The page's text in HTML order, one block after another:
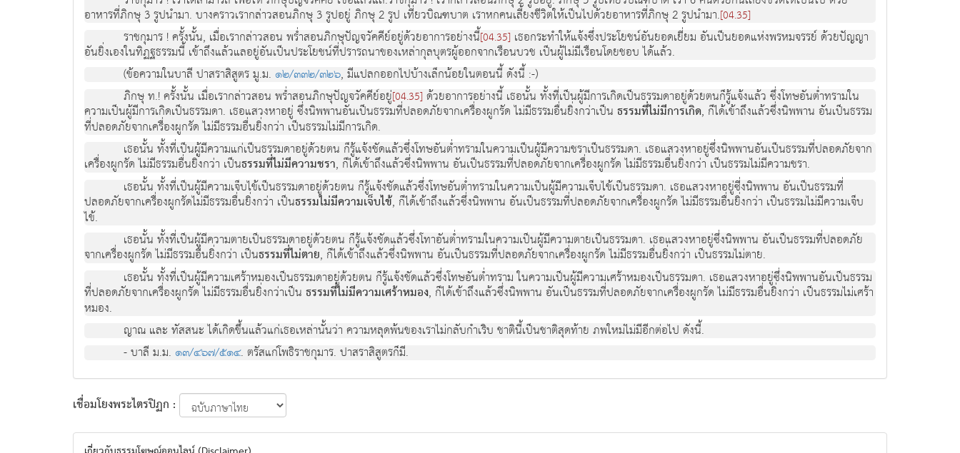
อาหารที่ภิกษุ 3 รูปนำมา. บางคราวเรากล่าวสอนภิกษุ 3 รูปอยู่ ภิกษุ 2 รูป เที่ยวบิณฑบาต เราหกคนเลี้ยงชีวิตให้เป็นไปด้วยอาหารที่ภิกษุ 2 รูปนำมา.[04.35]
ราชกุมาร ! ครั้งนั้น, เมื่อเรากล่าวสอน พร่ำสอนภิกษุปัญจวัคคีย์อยู่ด้วยอาการอย่างนี้[04.35] เธอกระทำให้แจ้งซึ่งประโยชน์อันยอดเยี่ยม อันเป็นยอดแห่งพรหมจรรย์ ด้วยปัญญา
อันยิ่งเองในทิฏฐธรรมนี้ เข้าถึงแล้วแลอยู่อันเป็นประโยชน์ที่ปรารถนาของเหล่ากุลบุตรผู้ออกจากเรือนบวช เป็นผู้ไม่มีเรือนโดยชอบ ได้แล้ว.
(ข้อความในบาลี ปาสราสิสูตร มู.ม.๑๒/๓๓๒/๓๒๖, มีแปลกออกไปบ้างเล็กน้อยในตอนนี้ ดังนี้ :-)
ภิกษุ ท.! ครั้งนั้น เมื่อเรากล่าวสอน พร่ำสอนภิกษุปัญจวัคคีย์อยู่[04.35] ด้วยอาการอย่างนี้ เธอนั้น ทั้งที่เป็นผู้มีการเกิดเป็นธรรมดาอยู่ด้วยตนก็รู้แจ้งแล้ว ซึ่งโทษอันต่ำทรามใน
ความเป็นผู้มีการเกิดเป็นธรรมดา. เธอแสวงหาอยู่ ซึ่งนิพพานอันเป็นธรรมที่ปลอดภัยจากเครื่องผูกรัด ไม่มีธรรมอื่นยิ่งกว่าเป็น ธรรมที่ไม่มีการเกิด, ก็ได้เข้าถึงแล้วซึ่งนิพพาน อันเป็นธรรม
ที่ปลอดภัยจากเครื่องผูกรัด ไม่มีธรรมอื่นยิ่งกว่า เป็นธรรมไม่มีการเกิด.
เธอนั้น ทั้งที่เป็นผู้มีความแก่เป็นธรรมดาอยู่ด้วยตน ก็รู้แจ้งชัดแล้วซึ่งโทษอันต่ำทรามในความเป็นผู้มีความชราเป็นธรรมดา. เธอแสวงหาอยู่ซึ่งนิพพานอันเป็นธรรมที่ปลอดภัยจาก
เครื่องผูกรัด ไม่มีธรรมอื่นยิ่งกว่า เป็นธรรมที่ไม่มีความชรา, ก็ได้เข้าถึงแล้วซึ่งนิพพาน อันเป็นธรรมที่ปลอดภัยจากเครื่องผูกรัด ไม่มีธรรมอื่นยิ่งกว่า เป็นธรรมไม่มีความชรา.
เธอนั้น ทั้งที่เป็นผู้มีความเจ็บไข้เป็นธรรมดาอยู่ด้วยตน ก็รู้แจ้งชัดแล้วซึ่งโทษอันต่ำทรามในความเป็นผู้มีความเจ็บไข้เป็นธรรมดา. เธอแสวงหาอยู่ซี่งนิพพาน อันเป็นธรรมที่
ปลอดภัยจากเครื่องผูกรัดไม่มีธรรมอื่นยิ่งกว่า เป็นธรรมไม่มีความเจ็บไข้, ก็ได้เข้าถึงแล้วซึ่งนิพพาน อันเป็นธรรมที่ปลอดภัยจากเครื่องผูกรัด ไม่มีธรรมอื่นยิ่งกว่า เป็นธรรมไม่มีความเจ็บ
ไข้.
เธอนั้น ทั้งที่เป็นผู้มีความตายเป็นธรรมดาอยู่ด้วยตน ก็รู้แจ้งชัดแล้วซึ่งโทาอันต่ำทรามในความเป็นผู้มีความตายเป็นธรรมดา. เธอแสวงหาอยู่ซึ่งนิพพาน อันเป็นธรรมที่ปลอดภัย
จากเครื่องผูกรัด ไม่มีธรรมอื่นยิ่งกว่า เป็นธรรมที่ไม่ตาย, ก็ได้เข้าถึงแล้วซึ่งนิพพาน อันเป็นธรรมที่ปลอดภัยจากเครื่องผูกรัด ไม่มีธรรมอื่นยิ่งกว่า เป็นธรรมไม่ตาย.
เธอนั้น ทั้งที่เป็นผู้มีความเศร้าหมองเป็นธรรมดาอยู่ด้วยตน ก็รู้แจ้งชัดแล้วซึ่งโทษอันต่ำทราม ในความเป็นผู้มีความเศร้าหมองเป็นธรรมดา. เธอแสวงหาอยู่ซึ่งนิพพานอันเป็นธรรม
ที่ปลอดภัยจากเครื่องผูกรัด ไม่มีธรรมอื่นยิ่งกว่าเป็น ธรรมที่ไม่มีความเศร้าหมอง, ก็ได้เข้าถึงแล้วซึ่งนิพพาน อันเป็นธรรมที่ปลอดภัยจากเครื่องผูกรัด ไม่มีธรรมอื่นยิ่งกว่า เป็นธรรมไม่เศร้า
หมอง.
ญาณ และ ทัสสนะ ได้เกิดขึ้นแล้วแก่เธอเหล่านั้นว่า ความหลุดพ้นของเราไม่กลับกำเริบ ชาตินี้เป็นชาติสุดท้าย ภพใหม่ไม่มีอีกต่อไป ดังนี้.
- บาลี ม.ม.๑๓/๔๖๗/๕๑๔. ตรัสแก่โพธิราชกุมาร. ปาสราสิสูตรก็มี.
เชื่อมโยงพระไตรปิฏก :